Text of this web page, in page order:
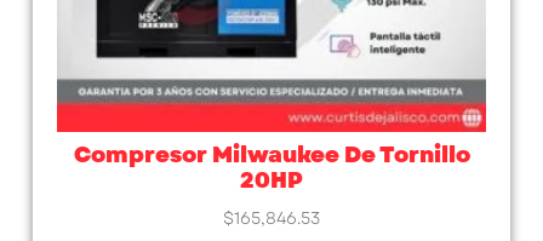
Compresor Milwaukee De Tornillo
20HP
$165,846.53